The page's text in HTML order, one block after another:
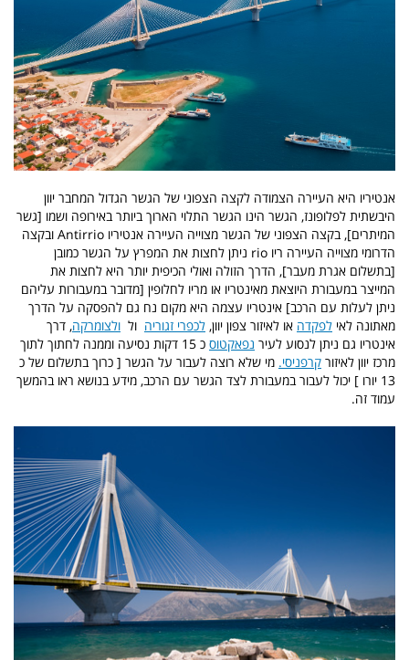
אנטיריו היא העיירה הצמודה לקצה הצפוני של הגשר הגדול המחבר יוון
היבשתית לפלופונז, הגשר הינו הגשר התלוי הארוך ביותר באירופה ושמו [גשר
המיתרים], בקצה הצפוני של הגשר מצוייה העיירה אנטיריו Antirrio ובקצה
הדרומי מצוייה העיירה ריו rio ניתן לחצות את המפרץ על הגשר כמובן
[בתשלום אגרת מעבר], הדרך הזולה ואולי הכיפית יותר היא לחצות את
המייצר במעבורת היוצאת מאינטריו או מריו לחלופין [מדובר במעבורות עליהם
ניתן לעלות עם הרכב] אינטריו עצמה היא מקום נח גם להפסקה על הדרך
מאתונה לאי לפקדה או לאיזור צפון יוון, לכפרי זגוריה ול ולצומרקה, דרך
אינטריו גם ניתן לנסוע לעיר נפאקטוס
כ 15 דקות נסיעה וממנה לחתוך לתוך
מרכז יוון לאיזור קרפניסי. מי שלא רוצה לעבור על הגשר [ כרוך בתשלום של כ
13 יורו ] יכול לעבור במעבורת לצד הגשר עם הרכב, מידע בנושא ראו בהמשך
עמוד זה.